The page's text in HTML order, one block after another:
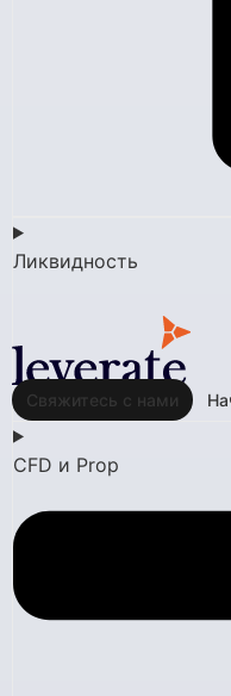
Ликвидность
Свяжитесь с нами
CFD и Prop